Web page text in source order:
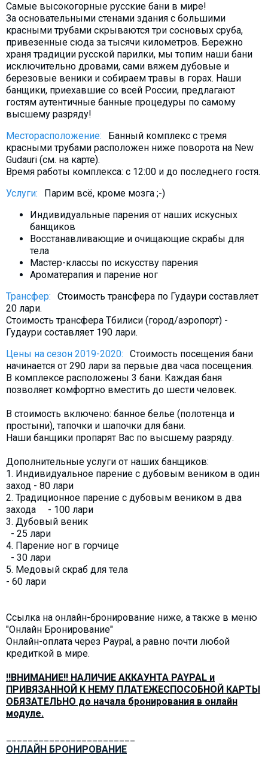
Самые высокогорные русские бани в мире!
За основательными стенами здания с большими
красными трубами скрываются три сосновых сруба,
привезенные сюда за тысячи километров. Бережно
храня традиции русской парилки, мы топим наши бани
исключительно дровами, cами вяжем дубовые и
березовые веники и собираем травы в горах. Наши
банщики, приехавшие со всей России, предлагают
гостям аутентичные банные процедуры по самому
высшему разряду!
Месторасположение:
Банный комплекс с тремя
красными трубами расположен ниже поворота на New
Gudauri (см. на карте).
Время работы комплекса: с 12:00 и до последнего гостя.
Услуги:
Парим всё, кроме мозга ;-)
Индивидуальные парения от наших искусных
банщиков
Восстанавливающие и очищающие скрабы для
тела
Мастер-классы по искусству парения
Ароматерапия и парение ног
Трансфер:
Стоимость трансфера по Гудаури составляет
20 лари.
Стоимость трансфера Тбилиси (город/аэропорт) -
Гудаури составляет 190 лари.
Цены на сезон 2019-2020:
Стоимость посещения бани
начинается от 290 лари за первые два часа посещения.
В комплексе расположены 3 бани. Каждая баня
позволяет комфортно вместить до шести человек.
В стоимость включено: банное белье (полотенца и
простыни), тапочки и шапочки для бани.
Наши банщики пропарят Вас по высшему разряду.
Дополнительные услуги от наших банщиков:
1. Индивидуальное парение с дубовым веником в один
заход - 80 лари
2. Традиционное парение с дубовым веником в два
захода - 100 лари
3. Дубовый веник
- 25 лари
4. Парение ног в горчице
- 30 лари
5. Медовый скраб для тела
- 60 лари
Ссылка на онлайн-бронирование ниже, а также в меню
"Онлайн Бронирование"
Онлайн-оплата через Paypal, а равно почти любой
кредиткой в мире.
!!ВНИМАНИЕ!! НАЛИЧИЕ АККАУНТА PAYPAL и
ПРИВЯЗАННОЙ К НЕМУ ПЛАТЕЖЕСПОСОБНОЙ КАРТЫ
ОБЯЗАТЕЛЬНО до начала бронирования в онлайн
модуле.
ОНЛАЙН БРОНИРОВАНИЕ
Долгосрочная аренда
Казбеги
Другое
ГРУЗИЯ
О Грузии
Визы и Документы
Деньги
Мобильная связь
Безопасность